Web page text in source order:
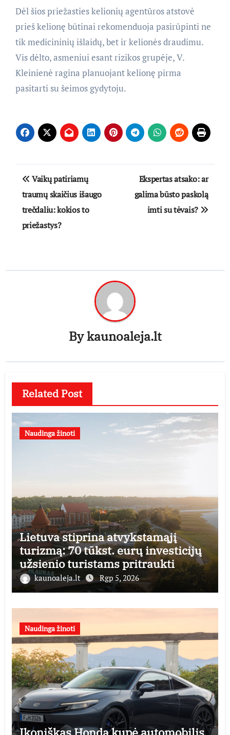
Dėl šios priežasties kelionių agentūros atstovė
prieš kelionę būtinai rekomenduoja pasirūpinti ne
tik medicininių išlaidų, bet ir kelionės draudimu.
Vis dėlto, asmeniui esant rizikos grupėje, V.
Kleinienė ragina planuojant kelionę pirma
pasitarti su šeimos gydytoju.
Navigacija
tarp
įrašų
Vaikų patiriamų
traumų skaičius išaugo
trečdaliu: kokios to
priežastys?
Ekspertas atsako: ar
galima būsto paskolą
imti su tėvais?
Bykaunoaleja.lt
Related Post
Naudinga žinoti
Lietuva stiprina atvykstamąjį
turizmą: 70 tūkst. eurų investicijų
užsienio turistams pritraukti
kaunoaleja.lt Rgp 5, 2026
Naudinga žinoti
Ikoniškas Honda kupė automobilis